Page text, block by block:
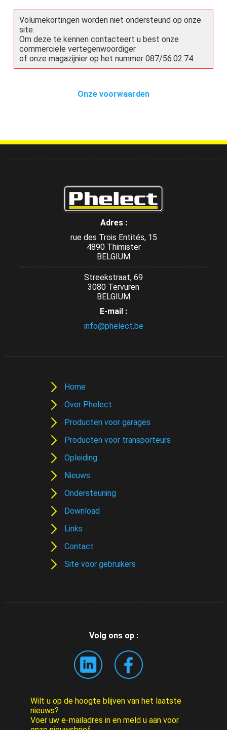
Volumekortingen worden niet ondersteund op onze
site.
Om deze te kennen contacteert u best onze
commerciële vertegenwoordiger
of onze magazijnier op het nummer 087/56.02.74.
Onze voorwaarden
Adres :
rue des Trois Entités, 15
4890 Thimister
BELGIUM
Streekstraat, 69
3080 Tervuren
BELGIUM
E-mail :
info@phelect.be
Home
Over Phelect
Producten voor garages
Producten voor transporteurs
Opleiding
Nieuws
Ondersteuning
Download
Links
Contact
Site voor gebruikers
Volg ons op :
Wilt u op de hoogte blijven van het laatste
nieuws?
Voer uw e-mailadres in en meld u aan voor